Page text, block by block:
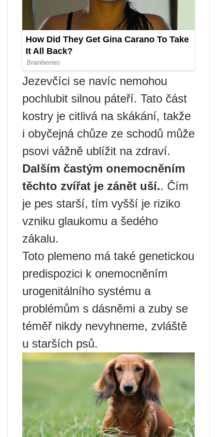
Jezevčíci se navíc nemohou
pochlubit silnou páteří. Tato část
kostry je citlivá na skákání, takže
i obyčejná chůze ze schodů může
psovi vážně ublížit na zdraví.
Dalším častým onemocněním
těchto zvířat je zánět uší.. Čím
je pes starší, tím vyšší je riziko
vzniku glaukomu a šedého
zákalu.
Toto plemeno má také genetickou
predispozici k onemocněním
urogenitálního systému a
problémům s dásněmi a zuby se
téměř nikdy nevyhneme, zvláště
u starších psů.